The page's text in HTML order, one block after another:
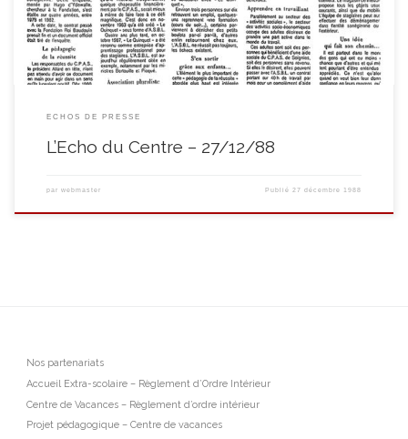
ECHOS DE PRESSE
L’Echo du Centre – 27/12/88
par webmaster Publié27 décembre 1988
Nos partenariats
Accueil Extra-scolaire – Règlement d’Ordre Intérieur
Centre de Vacances – Règlement d’ordre intérieur
Projet pédagogique – Centre de vacances